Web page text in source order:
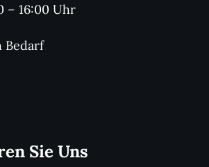
– 16:00 Uhr
Bedarf
Sie Uns